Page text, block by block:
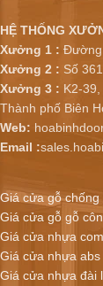
HỆ THỐNG
Xưởng 1 : Đường
Xưởng 2 : Số
Xưởng 3 : K2-
Thành phố Biên
Web:
Email :
Giá cửa gỗ chống
Giá cửa gỗ gỗ
Giá cửa nhựa
Giá cửa nhựa
Giá cửa nhựa đài